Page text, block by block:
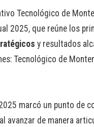
Tecnológico de
2025, que reúne los
y resultados
Tecnológico de
marcó un punto de
avanzar de manera